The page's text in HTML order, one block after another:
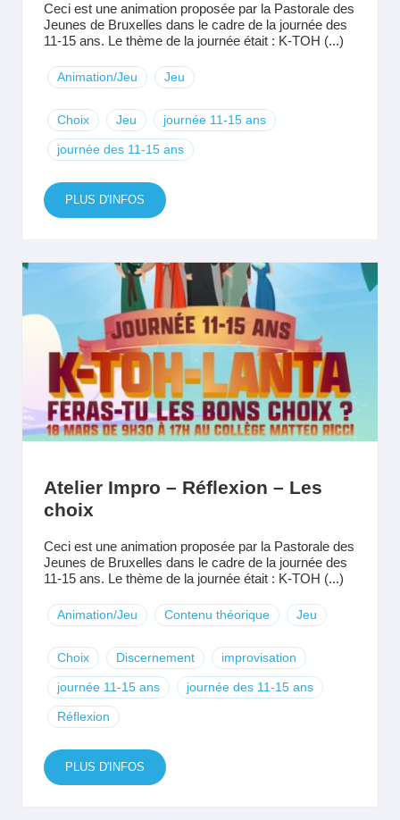
Ceci est une animation proposée par la Pastorale des
Jeunes de Bruxelles dans le cadre de la journée des
11-15 ans. Le thème de la journée était : K-TOH (...)
Animation/Jeu Jeu
Choix Jeu journée 11-15 ans
journée des 11-15 ans
PLUS D'INFOS
Atelier Impro – Réflexion – Les
choix
Ceci est une animation proposée par la Pastorale des
Jeunes de Bruxelles dans le cadre de la journée des
11-15 ans. Le thème de la journée était : K-TOH (...)
Animation/Jeu Contenu théorique Jeu
Choix Discernement improvisation
journée 11-15 ans journée des 11-15 ans
Réflexion
PLUS D'INFOS